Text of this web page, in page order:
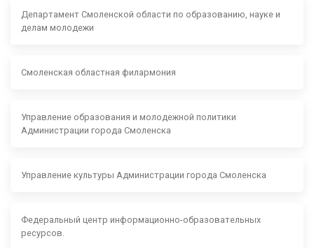
Департамент Смоленской области по образованию, науке и
делам молодежи
Смоленская областная филармония
Управление образования и молодежной политики
Администрации города Смоленска
Управление культуры Администрации города Смоленска
Федеральный центр информационно-образовательных
ресурсов.